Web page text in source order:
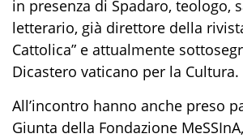
in presenza di Spadaro, teologo,
letterario, già direttore della
Cattolica” e attualmente
Dicastero vaticano per la Cultura.
All’incontro hanno anche preso
Giunta della Fondazione